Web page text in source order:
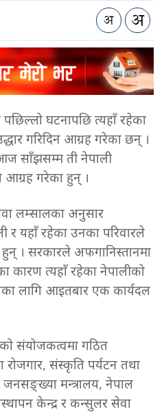
घटनापछि त्यहाँ रहेका
गरिदिन आग्रह गरेका छन् ।
आज साँझसम्म ती नेपाली
आग्रह गरेका हुन् ।
सेवा लम्सालका अनुसार
र यहाँ रहेका उनका परिवारले
हुन् । सरकारले अफगानिस्तानमा
कारण त्यहाँ रहेका नेपालीको
लागि आइतबार एक कार्यदल
संयोजकत्वमा गठित
रोजगार, संस्कृति पर्यटन तथा
जनसङ्ख्या मन्त्रालय, नेपाल
केन्द्र र कन्सुलर सेवा